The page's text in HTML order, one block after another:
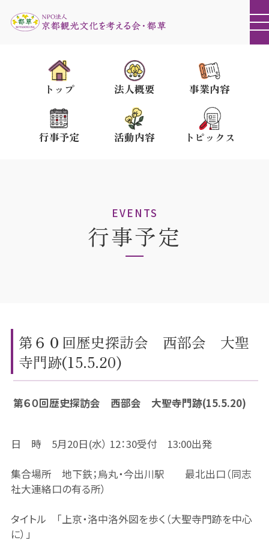
トップ 法人概要 事業内容
行事予定 活動内容 トピックス
EVENTS
行事予定
第６０回歴史探訪会 西部会 大聖
寺門跡(15.5.20)
第６０回歴史探訪会 西部会 大聖寺門跡(15.5.20)
日 時 5月20日(水） 12：30受付 13:00出発
集合場所 地下鉄；烏丸・今出川駅 最北出口（同志
社大連絡口の有る所）
タイトル 「上京・洛中洛外図を歩く（大聖寺門跡を中心
に）」